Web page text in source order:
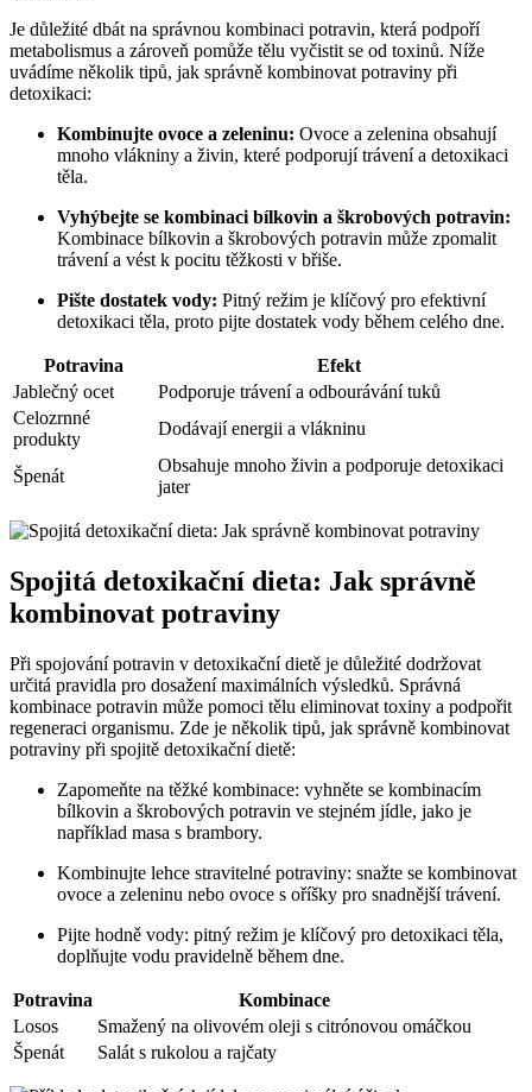
Je důležité dbát na správnou kombinaci potravin, která podpoří
metabolismus a zároveň pomůže tělu vyčistit se od toxinů. Níže
uvádíme několik tipů, jak správně kombinovat potraviny při
detoxikaci:
Kombinujte ovoce a zeleninu: Ovoce a zelenina obsahují
mnoho vlákniny a živin, které podporují trávení a detoxikaci
těla.
Vyhýbejte se kombinaci bílkovin a škrobových potravin:
Kombinace bílkovin a škrobových potravin může zpomalit
trávení a vést k pocitu těžkosti v břiše.
Pište dostatek vody: Pitný režim je klíčový pro efektivní
detoxikaci těla, proto pijte dostatek vody během celého dne.
Potravina
Efekt
Jablečný ocet
Podporuje trávení a odbourávání tuků
Celozrnné
produkty
Dodávají energii a vlákninu
Špenát
Obsahuje mnoho živin a podporuje detoxikaci
jater
Spojitá detoxikační dieta: Jak správně
kombinovat potraviny
Při spojování potravin v detoxikační dietě je důležité dodržovat
určitá pravidla pro dosažení maximálních výsledků. Správná
kombinace potravin může pomoci tělu eliminovat toxiny a podpořit
regeneraci organismu. Zde je několik tipů, jak správně kombinovat
potraviny při spojitě detoxikační dietě:
Zapomeňte na těžké kombinace: vyhněte se kombinacím
bílkovin a škrobových potravin ve stejném jídle, jako je
například masa s brambory.
Kombinujte lehce stravitelné potraviny: snažte se kombinovat
ovoce a zeleninu nebo ovoce s oříšky pro snadnější trávení.
Pijte hodně vody: pitný režim je klíčový pro detoxikaci těla,
doplňujte vodu pravidelně během dne.
Potravina
Kombinace
Losos
Smažený na olivovém oleji s citrónovou omáčkou
Špenát
Salát s rukolou a rajčaty